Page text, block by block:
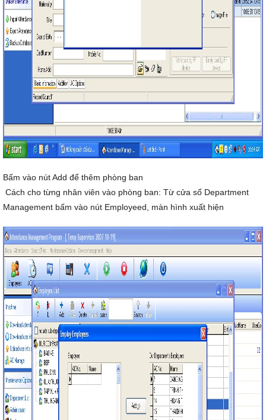
Bấm vào nút Add để thêm phòng ban
Cách cho từng nhân viên vào phòng ban: Từ cửa sổ Department
Management bấm vào nút Employeed, màn hình xuất hiện